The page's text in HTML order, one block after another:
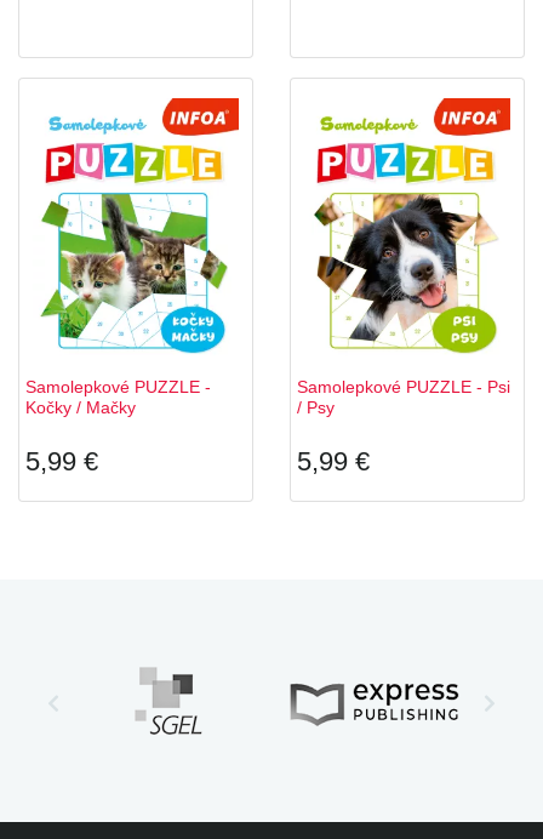
Samolepkové PUZZLE -
Kočky / Mačky
5,99 €
Samolepkové PUZZLE - Psi
/ Psy
5,99 €